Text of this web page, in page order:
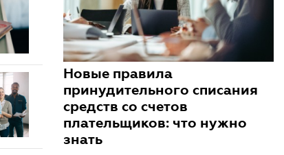
Новые правила
принудительного списания
средств со счетов
плательщиков: что нужно
знать